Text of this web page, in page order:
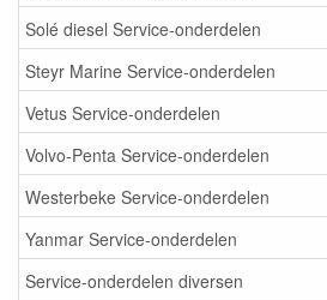
Solé diesel Service-onderdelen
Steyr Marine Service-onderdelen
Vetus Service-onderdelen
Volvo-Penta Service-onderdelen
Westerbeke Service-onderdelen
Yanmar Service-onderdelen
Service-onderdelen diversen